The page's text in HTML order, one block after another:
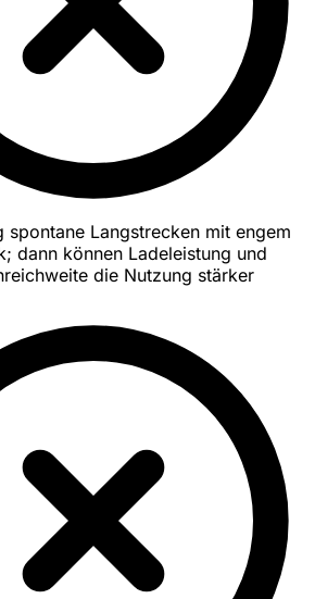
spontane Langstrecken mit engem
dann können Ladeleistung und
die Nutzung stärker